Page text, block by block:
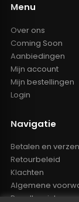
Menu
Over ons
Coming Soon
Aanbiedingen
Mijn account
Mijn bestellingen
Login
Navigatie
Betalen en
Retourbeleid
Klachten
Algemene
Resellers inlog